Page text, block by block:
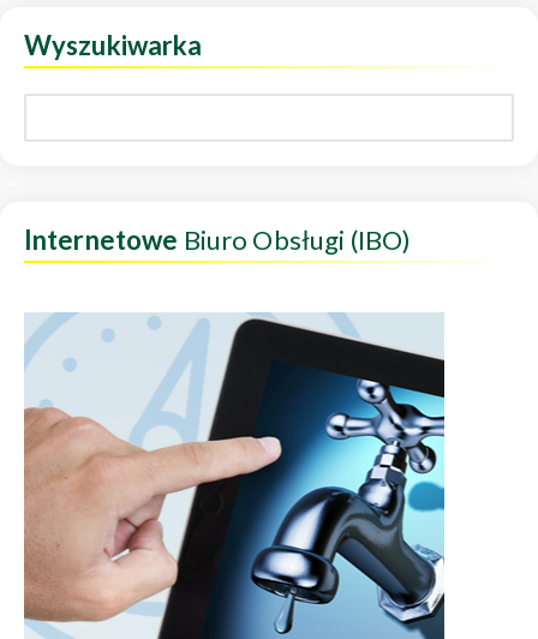
Wyszukiwarka
Internetowe Biuro Obsługi (IBO)